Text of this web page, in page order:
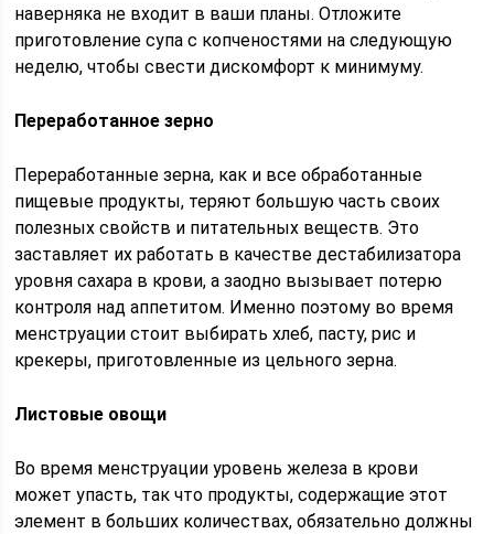
наверняка не входит в ваши планы. Отложите
приготовление супа с копченостями на следующую
неделю, чтобы свести дискомфорт к минимуму.
Переработанное зерно
Переработанные зерна, как и все обработанные
пищевые продукты, теряют большую часть своих
полезных свойств и питательных веществ. Это
заставляет их работать в качестве дестабилизатора
уровня сахара в крови, а заодно вызывает потерю
контроля над аппетитом. Именно поэтому во время
менструации стоит выбирать хлеб, пасту, рис и
крекеры, приготовленные из цельного зерна.
Листовые овощи
Во время менструации уровень железа в крови
может упасть, так что продукты, содержащие этот
элемент в больших количествах, обязательно должны